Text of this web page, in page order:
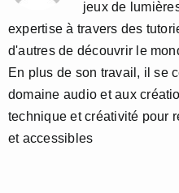
jeux de
expertise à travers des
d'autres de découvrir le
En plus de son travail, il se
domaine audio et aux
technique et créativité pour
et accessibles